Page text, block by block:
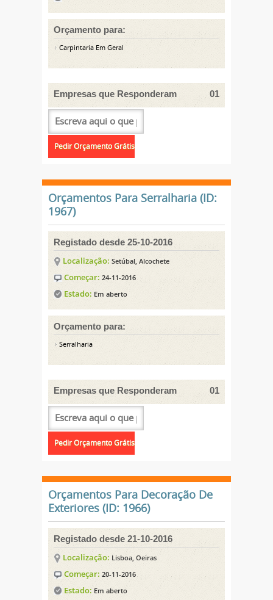
Orçamento para:
Carpintaria Em Geral
Empresas que Responderam 01
Orçamentos Para Serralharia (ID:
1967)
Registado desde 25-10-2016
Localização: Setúbal, Alcochete
Começar: 24-11-2016
Estado: Em aberto
Orçamento para:
Serralharia
Empresas que Responderam 01
Orçamentos Para Decoração De
Exteriores (ID: 1966)
Registado desde 21-10-2016
Localização: Lisboa, Oeiras
Começar: 20-11-2016
Estado: Em aberto